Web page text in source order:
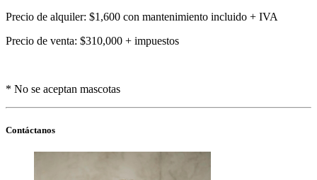
Precio de alquiler: $1,600 con mantenimiento incluido + IVA
Precio de venta: $310,000 + impuestos
* No se aceptan mascotas
Contáctanos